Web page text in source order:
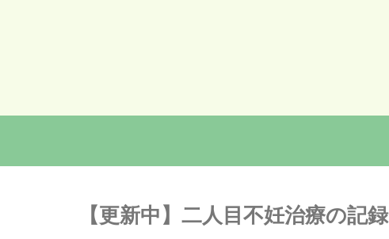
【更新中】二人目不妊治療の記録